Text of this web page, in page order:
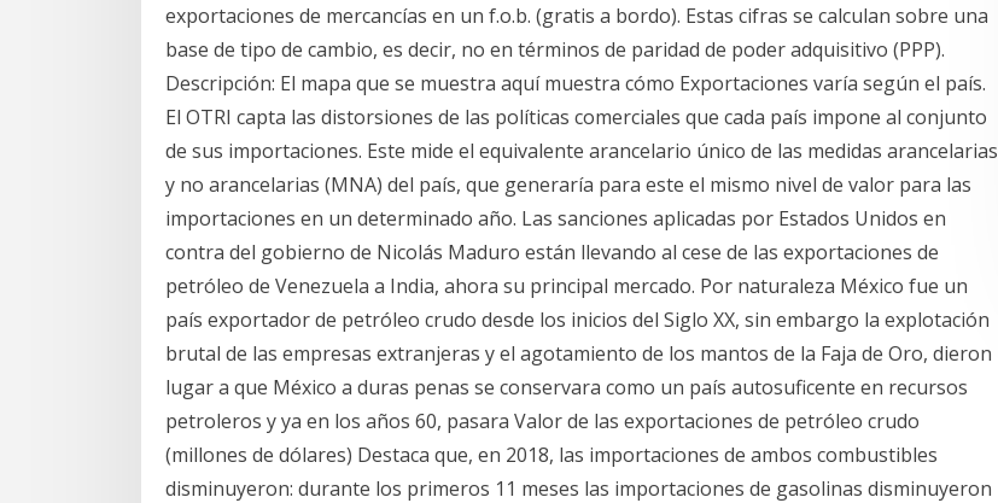
exportaciones de mercancías en un f.o.b. (gratis a bordo). Estas cifras se calculan sobre una
base de tipo de cambio, es decir, no en términos de paridad de poder adquisitivo (PPP).
Descripción: El mapa que se muestra aquí muestra cómo Exportaciones varía según el país.
El OTRI capta las distorsiones de las políticas comerciales que cada país impone al conjunto
de sus importaciones. Este mide el equivalente arancelario único de las medidas arancelarias
y no arancelarias (MNA) del país, que generaría para este el mismo nivel de valor para las
importaciones en un determinado año. Las sanciones aplicadas por Estados Unidos en
contra del gobierno de Nicolás Maduro están llevando al cese de las exportaciones de
petróleo de Venezuela a India, ahora su principal mercado. Por naturaleza México fue un
país exportador de petróleo crudo desde los inicios del Siglo XX, sin embargo la explotación
brutal de las empresas extranjeras y el agotamiento de los mantos de la Faja de Oro, dieron
lugar a que México a duras penas se conservara como un país autosuficente en recursos
petroleros y ya en los años 60, pasara Valor de las exportaciones de petróleo crudo
(millones de dólares) Destaca que, en 2018, las importaciones de ambos combustibles
disminuyeron: durante los primeros 11 meses las importaciones de gasolinas disminuyeron